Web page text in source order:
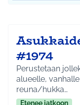
#1974
Perustetaan
alueelle,
reuna/hukka…
Etenee jatkoon